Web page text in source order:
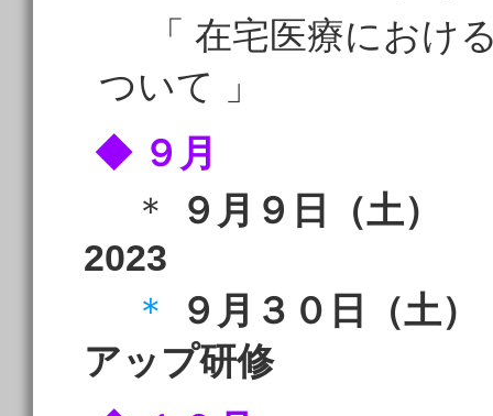
「 在宅医療におけ
ついて 」
◆ ９月
＊
９月９日（土）
2023
＊
９月３０日（土
アップ研修